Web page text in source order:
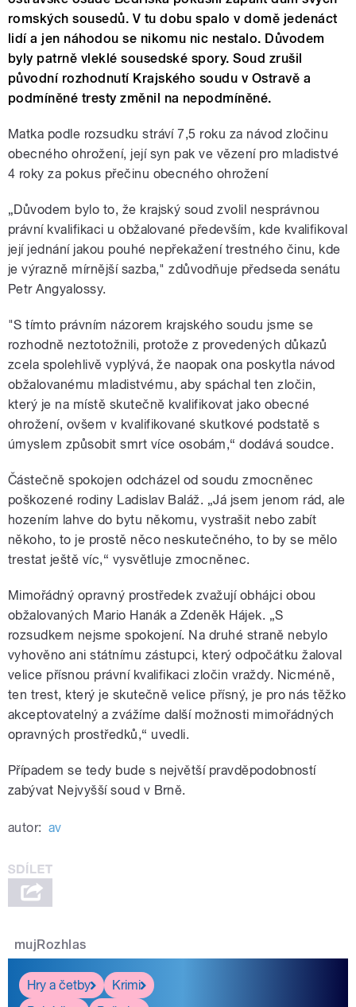
romských sousedů. V tu dobu spalo v domě jedenáct
lidí a jen náhodou se nikomu nic nestalo. Důvodem
byly patrně vleklé sousedské spory. Soud zrušil
původní rozhodnutí Krajského soudu v Ostravě a
podmíněné tresty změnil na nepodmíněné.
Matka podle rozsudku stráví 7,5 roku za návod zločinu
obecného ohrožení, její syn pak ve vězení pro mladistvé
4 roky za pokus přečinu obecného ohrožení
„Důvodem bylo to, že krajský soud zvolil nesprávnou
právní kvalifikaci u obžalované především, kde kvalifikoval
její jednání jakou pouhé nepřekažení trestného činu, kde
je výrazně mírnější sazba," zdůvodňuje předseda senátu
Petr Angyalossy.
"S tímto právním názorem krajského soudu jsme se
rozhodně neztotožnili, protože z provedených důkazů
zcela spolehlivě vyplývá, že naopak ona poskytla návod
obžalovanému mladistvému, aby spáchal ten zločin,
který je na místě skutečně kvalifikovat jako obecné
ohrožení, ovšem v kvalifikované skutkové podstatě s
úmyslem způsobit smrt více osobám,“ dodává soudce.
Částečně spokojen odcházel od soudu zmocněnec
poškozené rodiny Ladislav Baláž. „Já jsem jenom rád, ale
hozením lahve do bytu někomu, vystrašit nebo zabít
někoho, to je prostě něco neskutečného, to by se mělo
trestat ještě víc,“ vysvětluje zmocněnec.
Mimořádný opravný prostředek zvažují obhájci obou
obžalovaných Mario Hanák a Zdeněk Hájek. „S
rozsudkem nejsme spokojení. Na druhé straně nebylo
vyhověno ani státnímu zástupci, který odpočátku žaloval
velice přísnou právní kvalifikaci zločin vraždy. Nicméně,
ten trest, který je skutečně velice přísný, je pro nás těžko
akceptovatelný a zvážíme další možnosti mimořádných
opravných prostředků,“ uvedli.
Případem se tedy bude s největší pravděpodobností
zabývat Nejvyšší soud v Brně.
autor: av
mujRozhlas
Hry a četby
Krimi